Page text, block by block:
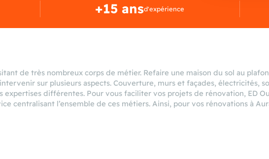
+15 ansd'expérience
de très nombreux corps de métier. Refaire une maison du sol au
sur plusieurs aspects. Couverture, murs et façades, électricités,
expertises différentes. Pour vous faciliter vos projets de rénovation, ED
centralisant l’ensemble de ces métiers. Ainsi, pour vos rénovations à